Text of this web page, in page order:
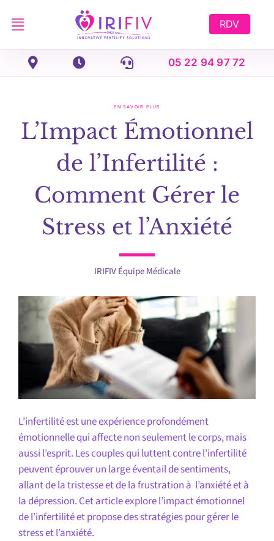
RDV
05 22 94 97 72
EN SAVOIR PLUS
L’Impact Émotionnel
de l’Infertilité :
Comment Gérer le
Stress et l’Anxiété
IRIFIV Équipe Médicale
L’infertilité est une expérience profondément
émotionnelle qui affecte non seulement le corps, mais
aussi l’esprit. Les couples qui luttent contre l’infertilité
peuvent éprouver un large éventail de sentiments,
allant de la tristesse et de la frustration à l’anxiété et à
la dépression. Cet article explore l’impact émotionnel
de l’infertilité et propose des stratégies pour gérer le
stress et l’anxiété.